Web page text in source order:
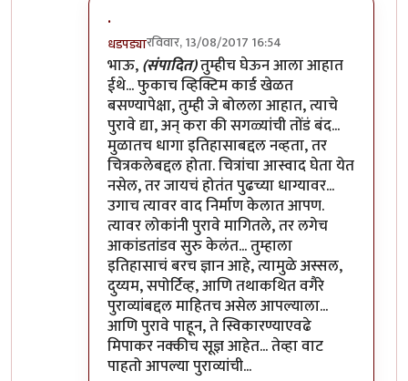
.
धडपड्यारविवार, 13/08/2017 16:54
In reply toमुनी जी ...!!byविशुमित
भाऊ,(संपादित)तुम्हीच घेऊन आला आहात
ईथे... फुकाच व्हिक्टिम कार्ड खेळत
बसण्यापेक्षा, तुम्ही जे बोलला आहात, त्याचे
पुरावे द्या, अन् करा की सगळ्यांची तोंडं बंद...
मुळातच धागा इतिहासाबद्दल नव्हता, तर
चित्रकलेबद्दल होता. चित्रांचा आस्वाद घेता येत
नसेल, तर जायचं होतंत पुढच्या धाग्यावर...
उगाच त्यावर वाद निर्माण केलात आपण.
त्यावर लोकांनी पुरावे मागितले, तर लगेच
आकांडतांडव सुरु केलंत... तुम्हाला
इतिहासाचं बरच ज्ञान आहे, त्यामुळे अस्सल,
दुय्यम, सपोर्टिव्ह, आणि तथाकथित वगैरे
पुराव्यांबद्दल माहितच असेल आपल्याला...
आणि पुरावे पाहून, ते स्विकारण्याएवढे
मिपाकर नक्कीच सूज्ञ आहेत... तेव्हा वाट
पाहतो आपल्या पुराव्यांची...